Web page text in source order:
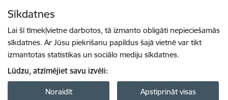
Sīkdatnes
Lai šī tīmekļvietne darbotos, tā izmanto obligāti nepieciešamās
sīkdatnes. Ar Jūsu piekrišanu papildus šajā vietnē var tikt
izmantotas statistikas un sociālo mediju sīkdatnes.
Lūdzu, atzīmējiet savu izvēli:
Noraidīt Apstiprināt visas